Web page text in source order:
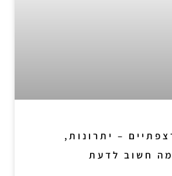
– יתרונות,
חשוב לדעת